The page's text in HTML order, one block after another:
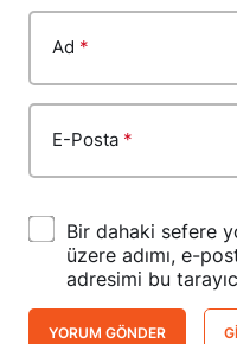
Ad *
E-Posta *
Bir dahaki sefere
üzere adımı, e-
adresimi bu
YORUM GÖNDER